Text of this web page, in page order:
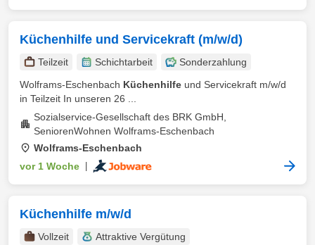
Küchenhilfe und Servicekraft (m/w/d)
Teilzeit Schichtarbeit
Sonderzahlung
Wolframs-Eschenbach Küchenhilfe und Servicekraft m/w/d
in Teilzeit In unseren 26 ...
Sozialservice-Gesellschaft des BRK GmbH,
SeniorenWohnen Wolframs-Eschenbach
Wolframs-Eschenbach
vor 1 Woche
Küchenhilfe m/w/d
Vollzeit
Attraktive Vergütung